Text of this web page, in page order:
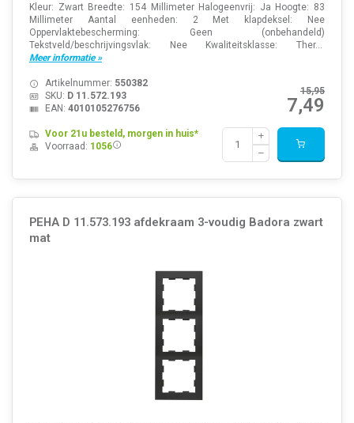
Kleur: Zwart Breedte: 154 Millimeter Halogeenvrij: Ja Hoogte: 83
Millimeter Aantal eenheden: 2 Met klapdeksel: Nee
Oppervlaktebescherming: Geen (onbehandeld)
Tekstveld/beschrijvingsvlak: Nee Kwaliteitsklasse: Ther...
Meer informatie »
15,95
7,49
Artikelnummer: 550382
SKU: D 11.572.193
EAN: 4010105276756
Voor 21u besteld, morgen in huis*
Voorraad: 1056
PEHA D 11.573.193 afdekraam 3-voudig Badora zwart
mat